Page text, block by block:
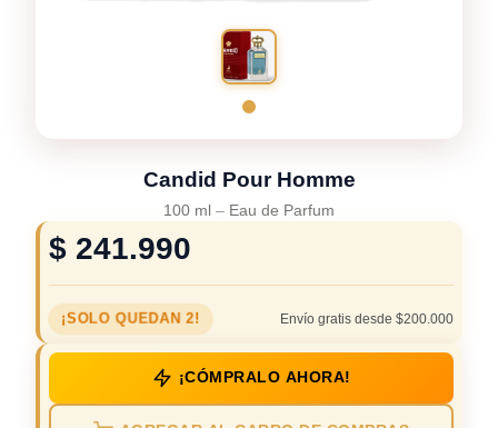
Candid Pour Homme
100 ml – Eau de Parfum
$ 241.990
¡SOLO QUEDAN 2! Envío gratis desde $200.000
¡CÓMPRALO AHORA!